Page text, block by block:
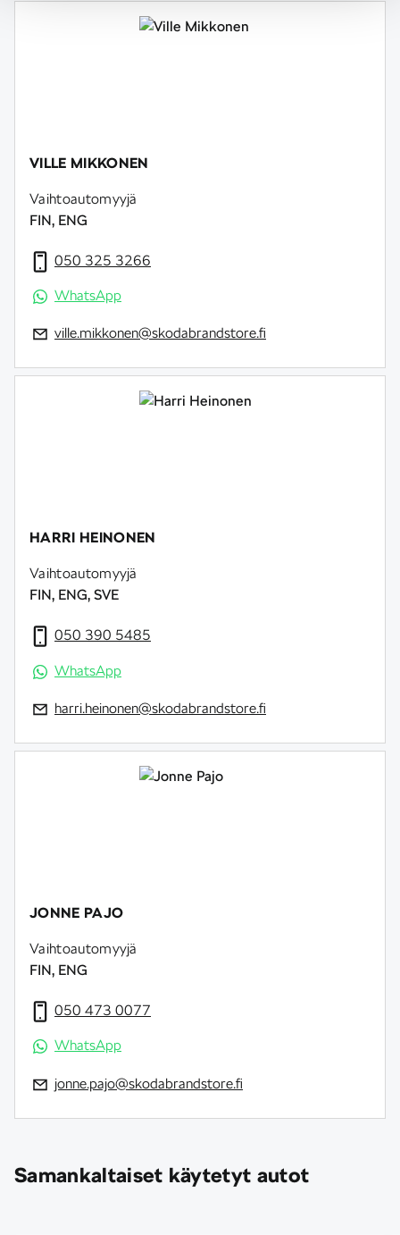
VILLE MIKKONEN
Vaihtoautomyyjä
FIN, ENG
050 325 3266
WhatsApp
ville.mikkonen@skodabrandstore.fi
HARRI HEINONEN
Vaihtoautomyyjä
FIN, ENG, SVE
050 390 5485
WhatsApp
harri.heinonen@skodabrandstore.fi
JONNE PAJO
Vaihtoautomyyjä
FIN, ENG
050 473 0077
WhatsApp
jonne.pajo@skodabrandstore.fi
Samankaltaiset käytetyt autot